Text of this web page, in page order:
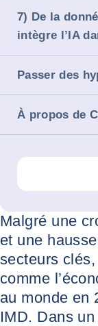
7) De la
intègre l’IA
Passer des
À propos de
Malgré une
et une
secteurs
comme
au monde en
IMD. Dans